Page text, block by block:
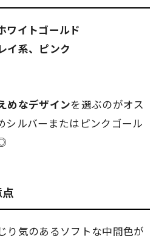
ワイトゴールド
イ系、ピンク
めなデザインを選ぶのがオス
シルバーまたはピンクゴール
り気のあるソフトな中間色が